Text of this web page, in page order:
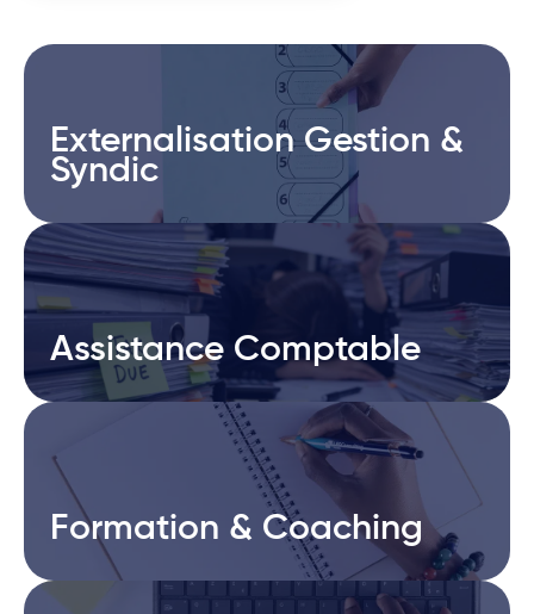
Externalisation Gestion &
Syndic
Externalisation Gestion &
Syndic
Assistance Comptable
Assistance Comptable
Formation & Coaching
Formation & Coaching